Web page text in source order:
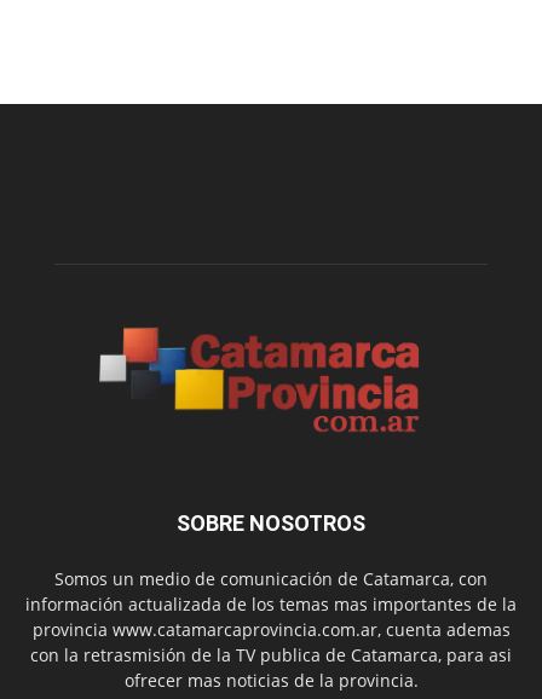
SOBRE NOSOTROS
Somos un medio de comunicación de Catamarca, con
información actualizada de los temas mas importantes de la
provincia www.catamarcaprovincia.com.ar, cuenta ademas
con la retrasmisión de la TV publica de Catamarca, para asi
ofrecer mas noticias de la provincia.